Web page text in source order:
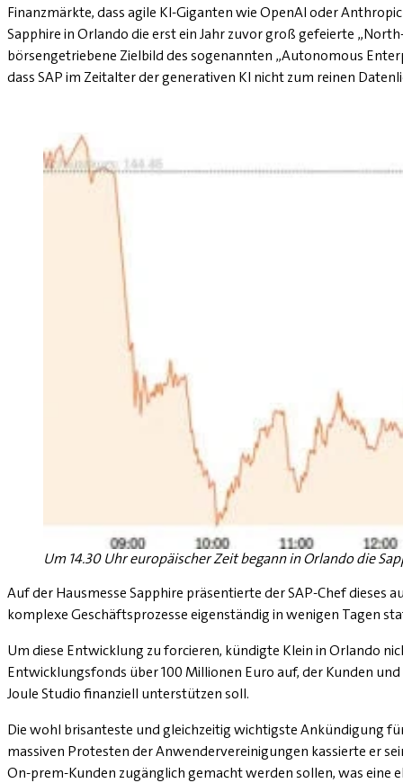
Finanzmärkte, dass agile KI-Giganten wie OpenAI oder
Sapphire in Orlando die erst ein Jahr zuvor groß gefeierte
börsengetriebene Zielbild des sogenannten „Autonomous
dass SAP im Zeitalter der generativen KI nicht zum reinen
Um 14.30 Uhr europäischer Zeit begann in Orlando die
Auf der Hausmesse Sapphire präsentierte der SAP-Chef
komplexe Geschäftsprozesse eigenständig in wenigen Tagen
Um diese Entwicklung zu forcieren, kündigte Klein in Orlando
Entwicklungsfonds über 100 Millionen Euro auf, der Kunden
Joule Studio finanziell unterstützen soll.
Die wohl brisanteste und gleichzeitig wichtigste Ankündigung
massiven Protesten der Anwendervereinigungen kassierte er
On-prem-Kunden zugänglich gemacht werden sollen, was